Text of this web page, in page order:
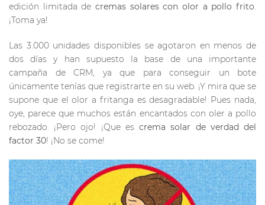
edición limitada de cremas solares con olor a pollo frito
¡Toma ya!
Las 3.000 unidades disponibles se agotaron en menos de
dos días y han supuesto la base de una importante
campaña de CRM, ya que para conseguir un bote
únicamente tenías que registrarte en su web. ¡Y mira que se
supone que el olor a fritanga es desagradable! Pues nada,
oye, parece que muchos están encantados con oler a pollo
rebozado. ¡Pero ojo! ¡Que escrema solar de verdad del
factor 30! ¡No se come!